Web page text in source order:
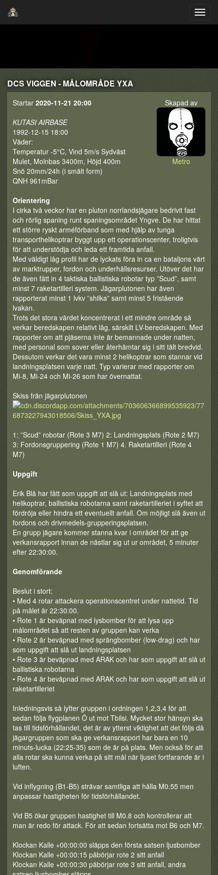
DCS VIGGEN - MÅLOMRÅDE YXA
Skapad av
Metro
Startar 2020-11-21 20:00
KUTASI AIRBASE
1992-12-15 18:00
Väder:
Temperatur -5°C, Vind 5m/s Sydväst
Mulet, Molnbas 3400m, Höjd 400m
Snö 20mm/24h (i smält form)
QNH 961mBar
Orientering
I cirka två veckor har en pluton norrlandsjägare bedrivit fast
och rörlig spaning runt spaningsområdet Yngve. De har hittat
ett större ryskt arméförband som med hjälp av tunga
transporthelikoptrar byggt upp ett operationscenter, troligtvis
för att understödja och leda ett framtida anfall.
Med väldigt låg profil har de lyckats föra in ca en bataljons värt
av marktrupper, fordon och underhållsresurser. Utöver det har
de även fått in 4 taktiska ballistiska robotar typ ”Scud”, samt
minst 7 raketartilleri system. Jägarplutonen har även
rapporterat minst 1 lvkv ”shilka” samt minst 5 fristående
lvakan.
Trots det stora värdet koncentrerat i ett mindre område så
verkar beredskapen relativt låg, särskilt LV-beredskapen. Med
rapporter om att pjäserna inte är bemannade under natten,
med personal som sover eller återhämtar sig i sitt tält bredvid.
Dessutom verkar det vara minst 2 helikoptrar som stannar vid
landningsplatsen varje natt. Typ varierar med rapporter om
Mi-8, Mi-24 och Mi-26 som har övernattat.
Skiss från jägarplutonen
1: ”Scud” robotar (Rote 3 M7) 2: Landningsplats (Rote 2 M7)
3: Fordonsgruppering (Rote 1 M7) 4. Raketartilleri (Rote 4
M7)
Uppgift
Erik Blå har fått som uppgift att slå ut: Landningsplats med
helikoptrar, ballistiska robotarna samt raketartilleriet i syftet att
fördröja eller hindra ett eventuellt anfall. Om möjligt slå även ut
fordons och drivmedels-grupperingsplatsen.
En grupp jägare kommer stanna kvar i området för att ge
verkansrapport innan de nästlar sig ut ur området, 5 minuter
efter 22:30:00.
Genomförande
Beslut i stort:
• Med 4 rotar attackera operationscentret under nattetid. Tid
på målet är 22:30:00.
• Rote 1 är beväpnat med lysbomber för att lysa upp
målområdet så att resten av gruppen kan verka
• Rote 2 är beväpnad med sprängbomber (low-drag) och har
som uppgift att slå ut landningsplatsen
• Rote 3 är beväpnad med ARAK och har som uppgift att slå ut
ballistiska robotarna
• Rote 4 är beväpnad med ARAK och har som uppgift att slå ut
raketartilleriet
Inledningsvis så lyfter gruppen i ordningen 1,2,3,4 för att
sedan följa flygplanen Ö ut mot Tbilsi. Mycket stor hänsyn ska
tas till tidsförhållandet, det är av ytterst viktighet att det följs då
jägargruppen som ska ge verkansrapport har bara en 10
minuts-lucka (22:25-35) som de är på plats. Men också för att
alla rotar ska kunna verka på sitt mål när ljuset fortfarande är i
luften.
Vid inflygning (B1-B5) strävar samtliga att hålla M0.55 men
anpassar hastigheten för tidsförhållandet.
Vid B5 ökar gruppen hastighet till M0.8 och kontrollerar att
man är redo för attack. För att sedan fortsätta mot B6 och M7.
Klockan Kalle +00:00:00 släpps den första satsen ljusbomber
Klockan Kalle +00:00:15 påbörjar rote 2 sitt anfall
Klockan Kalle +00:00:30 påbörjar rote 3 sitt anfall, andra